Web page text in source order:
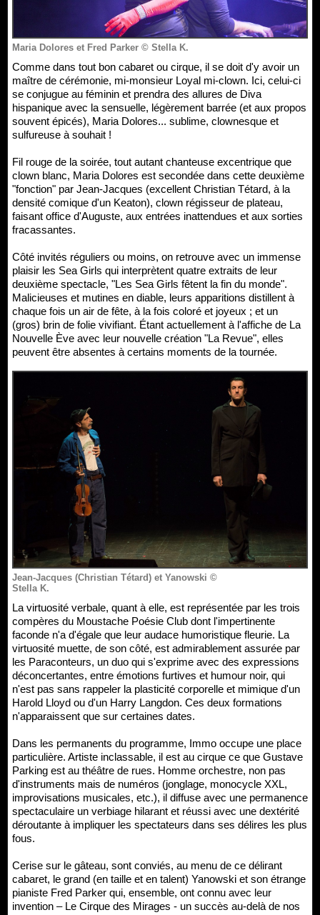
Maria Dolores et Fred Parker © Stella K.
Comme dans tout bon cabaret ou cirque, il se doit d'y avoir un
maître de cérémonie, mi-monsieur Loyal mi-clown. Ici, celui-ci
se conjugue au féminin et prendra des allures de Diva
hispanique avec la sensuelle, légèrement barrée (et aux propos
souvent épicés), Maria Dolores... sublime, clownesque et
sulfureuse à souhait !
Fil rouge de la soirée, tout autant chanteuse excentrique que
clown blanc, Maria Dolores est secondée dans cette deuxième
"fonction" par Jean-Jacques (excellent Christian Tétard, à la
densité comique d'un Keaton), clown régisseur de plateau,
faisant office d'Auguste, aux entrées inattendues et aux sorties
fracassantes.
Côté invités réguliers ou moins, on retrouve avec un immense
plaisir les Sea Girls qui interprètent quatre extraits de leur
deuxième spectacle, "Les Sea Girls fêtent la fin du monde".
Malicieuses et mutines en diable, leurs apparitions distillent à
chaque fois un air de fête, à la fois coloré et joyeux ; et un
(gros) brin de folie vivifiant. Étant actuellement à l'affiche de La
Nouvelle Ève avec leur nouvelle création "La Revue", elles
peuvent être absentes à certains moments de la tournée.
Jean-Jacques (Christian Tétard) et Yanowski ©
Stella K.
La virtuosité verbale, quant à elle, est représentée par les trois
compères du Moustache Poésie Club dont l'impertinente
faconde n'a d'égale que leur audace humoristique fleurie. La
virtuosité muette, de son côté, est admirablement assurée par
les Paraconteurs, un duo qui s'exprime avec des expressions
déconcertantes, entre émotions furtives et humour noir, qui
n'est pas sans rappeler la plasticité corporelle et mimique d'un
Harold Lloyd ou d'un Harry Langdon. Ces deux formations
n'apparaissent que sur certaines dates.
Dans les permanents du programme, Immo occupe une place
particulière. Artiste inclassable, il est au cirque ce que Gustave
Parking est au théâtre de rues. Homme orchestre, non pas
d'instruments mais de numéros (jonglage, monocycle XXL,
improvisations musicales, etc.), il diffuse avec une permanence
spectaculaire un verbiage hilarant et réussi avec une dextérité
déroutante à impliquer les spectateurs dans ses délires les plus
fous.
Cerise sur le gâteau, sont conviés, au menu de ce délirant
cabaret, le grand (en taille et en talent) Yanowski et son étrange
pianiste Fred Parker qui, ensemble, ont connu avec leur
invention – Le Cirque des Mirages - un succès au-delà de nos